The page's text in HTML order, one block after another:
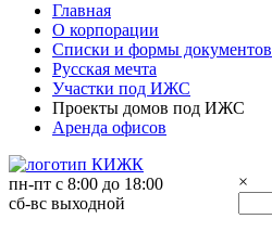
Главная
О корпорации
Списки и формы документов
Русская мечта
Участки под ИЖС
Проекты домов под ИЖС
Аренда офисов
×
пн-пт с 8:00 до 18:00
сб-вс выходной